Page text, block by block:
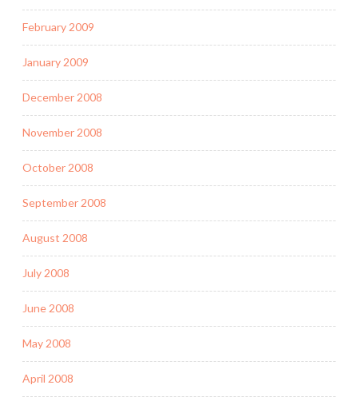
February 2009
January 2009
December 2008
November 2008
October 2008
September 2008
August 2008
July 2008
June 2008
May 2008
April 2008